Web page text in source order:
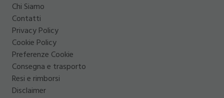
Chi Siamo
Contatti
Privacy Policy
Cookie Policy
Preferenze Cookie
Consegna e trasporto
Resi e rimborsi
Disclaimer